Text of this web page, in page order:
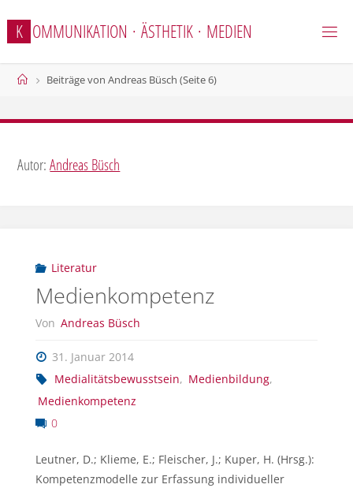
Inhalt
springen
K OMMUNIKATION · ÄSTHETIK · MEDIEN
StartBeiträge von Andreas Büsch (Seite 6)
Autor:Andreas Büsch
Literatur
Medienkompetenz
Von Andreas Büsch
31. Januar 2014
Medialitätsbewusstsein, Medienbildung,
Medienkompetenz
0
Leutner, D.; Klieme, E.; Fleischer, J.; Kuper, H. (Hrsg.):
Kompetenzmodelle zur Erfassung individueller